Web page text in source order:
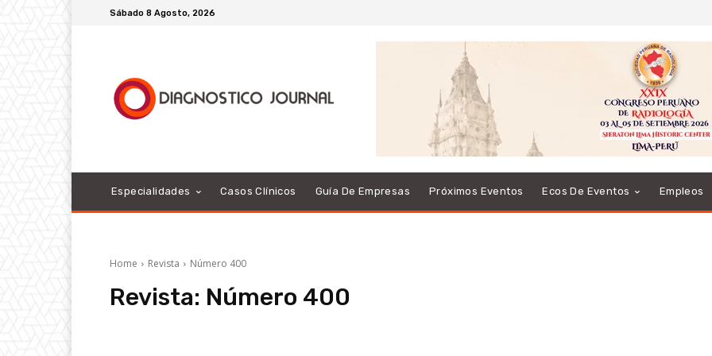
Sábado 8 Agosto, 2026
Especialidades Casos Clínicos Guía De Empresas Próximos Eventos Ecos De Eventos Empleos
Home Revista Número 400
Revista: Número 400